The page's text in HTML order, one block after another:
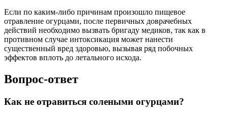
Если по каким-либо причинам произошло пищевое
отравление огурцами, после первичных доврачебных
действий необходимо вызвать бригаду медиков, так как в
противном случае интоксикация может нанести
существенный вред здоровью, вызывая ряд побочных
эффектов вплоть до летального исхода.
Вопрос-ответ
Как не отравиться солеными огурцами?